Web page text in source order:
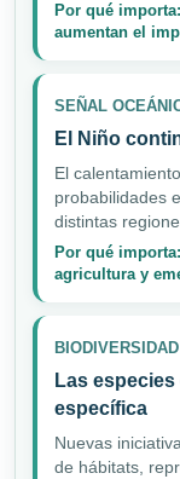
Por qué
aumentan el
SEÑAL
El Niño
El
probabilidades
distintas
Por qué
agricultura y
BIODIVERSIDAD
Las
específica
Nuevas
de hábitats,